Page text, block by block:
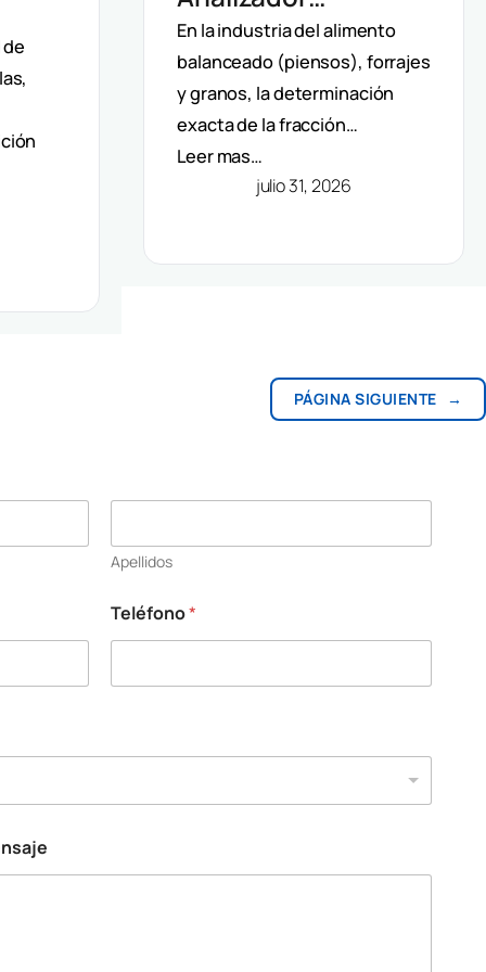
Y
Y
Automático De Fibra
Velp: Precisión Y
Automatización En
Método Van Soest
En la industria del alimento
balanceado (piensos), forrajes
y granos, la determinación
exacta de la fracción…
Leer mas…
julio 31, 2026
PÁGINA SIGUIENTE →
Apellidos
Teléfono*